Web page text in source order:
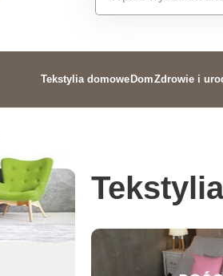
Tekstylia domowe DomZdrowie i